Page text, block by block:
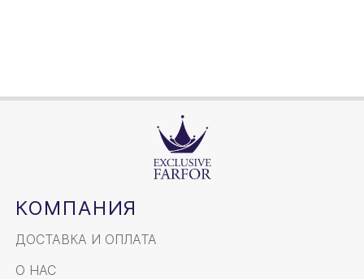
КОМПАНИЯ
ДОСТАВКА И ОПЛАТА
О НАС